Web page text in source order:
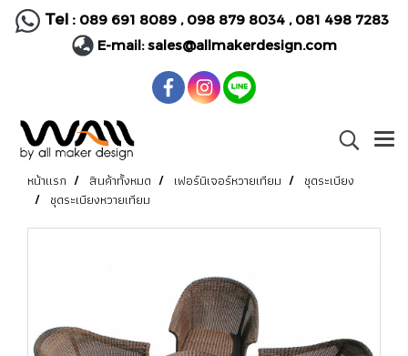
Tel : 089 691 8089, 098 879 8034 , 081 498 7283
E-mail:sales@allmakerdesign.com
หน้าแรก สินค้าทั้งหมด เฟอร์นิเจอร์หวายเทียม
ชุดระเบียง
ชุดระเบียงหวายเทียม